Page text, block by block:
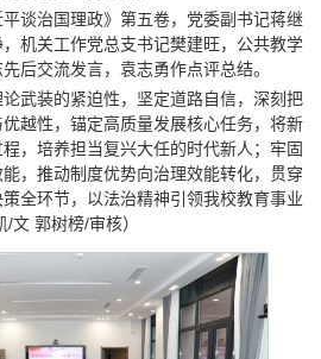
谈治国理政》第五卷，党委副书记蒋继
机关工作党总支书记樊建旺，公共教学
后交流发言，袁志勇作点评总结。
武装的紧迫性，坚定道路自信，深刻把
越性，锚定高质量发展核心任务，将新
，培养担当复兴大任的时代新人；牢固
，推动制度优势向治理效能转化，贯穿
全环节，以法治精神引领我校教育事业
文 郭树榜/审核）